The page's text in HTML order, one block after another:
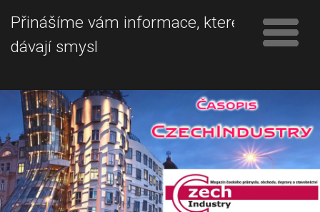
Přinášíme vám informace, které
dávají smysl